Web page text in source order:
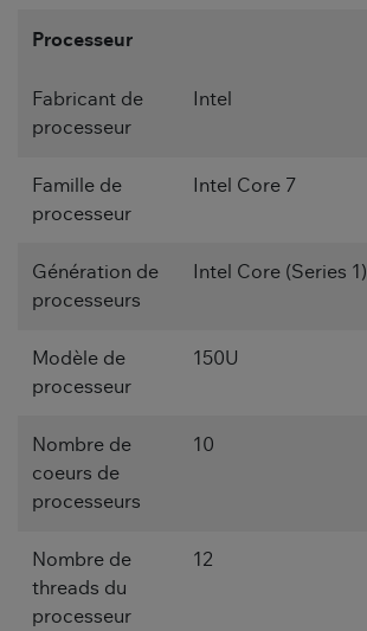
Processeur
Fabricant de
processeur
Intel
Famille de
processeur
Intel Core 7
Génération de
processeurs
Intel Core (Series 1)
Modèle de
processeur
150U
Nombre de
coeurs de
processeurs
10
Nombre de
threads du
processeur
12